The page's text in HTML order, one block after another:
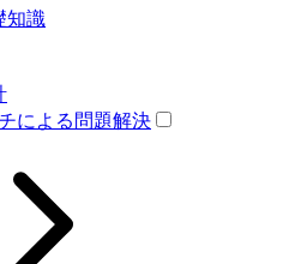
知識
による問題解決